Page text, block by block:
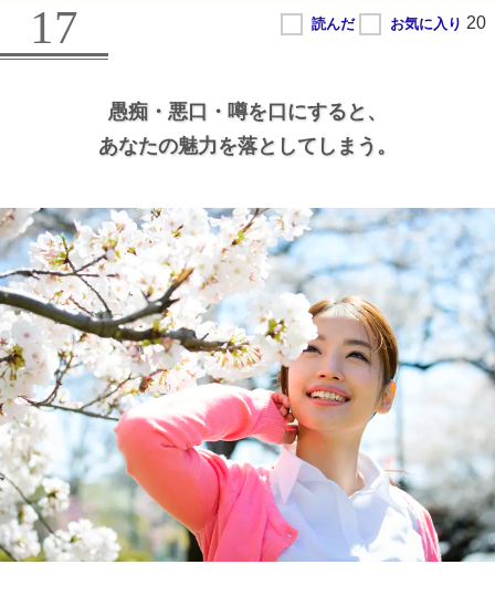
17
愚痴・悪口・噂を口にすると、
あなたの魅力を落としてしまう。